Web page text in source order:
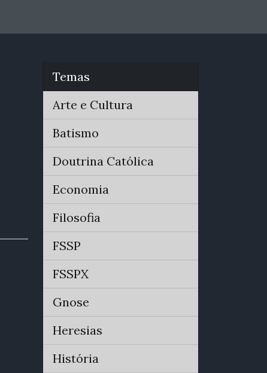
Temas
Arte e Cultura
Batismo
Doutrina Católica
Economia
Filosofia
FSSP
FSSPX
Gnose
Heresias
História